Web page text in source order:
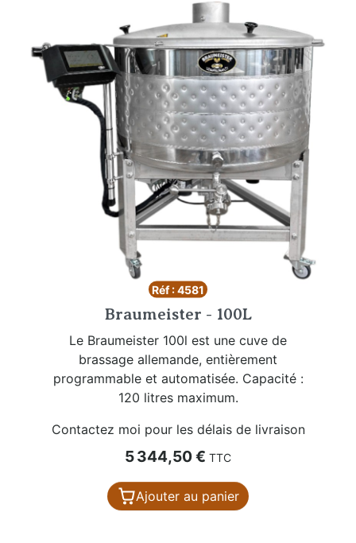
Réf : 4581
Braumeister - 100L
Le Braumeister 100l est une cuve de
brassage allemande, entièrement
programmable et automatisée. Capacité :
120 litres maximum.
Contactez moi pour les délais de livraison
Prix
5 344,50 € TTC
Ajouter au panier